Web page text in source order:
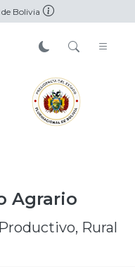
Bolivia
Agrario
Rural